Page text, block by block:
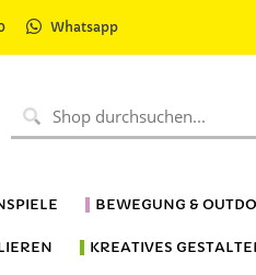
Whatsapp
BEWEGUNG &
KREATIVES